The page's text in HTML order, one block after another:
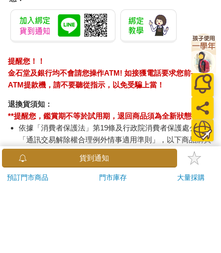
午餐時間的處決，讓人稍稍喘息。我最近看了強盜賽勒魯斯
（Selurus）的行刑，他因為在西西里的埃特納（Etna）附近率眾
發起一場小型暴動而被處決。他被放到一座高大臺架的頂上，臺
架裝置成埃特納火山的模樣。突然間，臺架倒下，他跌入獸籠
裡，被野獸撕碎。他任自己在火山旁表現得像頭野獸，這樣巧妙
地死去是罪有應得。
有些人覺得這些處罰令人難以消受，但是別忘了，體罰對社
會底層的人而言很自然。應該公開懲罰，讓大家看到罪人為了他
們的罪行而受折磨。行刑方式常常參考神話，做出有趣的舞臺布
置，所以觀看前可要復習一下神話知識。我看過一個死刑犯叫洛
雷歐路斯（Laureolus），像普羅米修斯（Prometheus）一樣被綁
在一塊石頭上。記得嗎？有隻禿鷹不斷啄食普羅米修斯的內臟，
直到永遠。而這個洛奧雷歐路斯掛在十字架上，被一隻蘇格蘭熊
慢慢咬食著他的內臟。他支離破碎的四肢不停顫抖，渾身血肉模
糊，淌下凝血。又有一次，一個罪犯從地下升上競技場，跟去冥
提醒您！！
金石堂及銀行均不會請您操作ATM! 如接獲電話要求您前往
ATM提款機，請不要聽從指示，以免受騙上當！
退換貨須知：
**提醒您，鑑賞期不等於試用期，退回商品須為全新狀態**
依據「消費者保護法」第19條及行政院消費者保護處公告之
「通訊交易解除權合理例外情事適用準則」，以下商品購買
後，除商品本身有瑕疵外，將不提供7天的猶豫期：
易於腐敗、保存期限較短或解約時即將逾期。（如：生
鮮食品）
貨到通知
預訂門市商品 門市庫存 大量採購